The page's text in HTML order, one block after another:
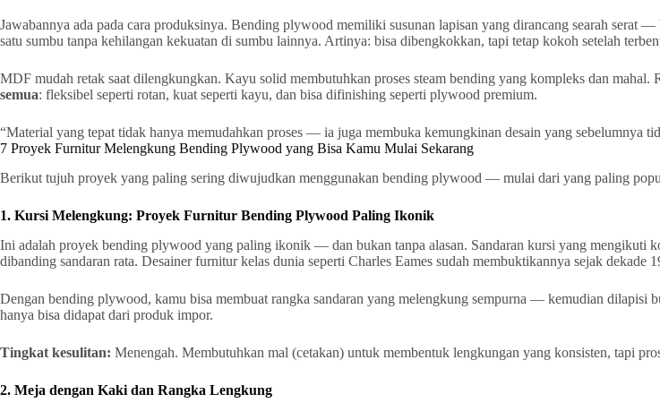
Jawabannya ada pada cara produksinya. Bending plywood memiliki susunan lapisan yang dirancang searah
satu sumbu tanpa kehilangan kekuatan di sumbu lainnya. Artinya: bisa dibengkokkan, tapi tetap kokoh setelah
MDF mudah retak saat dilengkungkan. Kayu solid membutuhkan proses steam bending yang kompleks dan mahal.
semua: fleksibel seperti rotan, kuat seperti kayu, dan bisa difinishing seperti plywood premium.
“Material yang tepat tidak hanya memudahkan proses — ia juga membuka kemungkinan desain yang sebelumnya
7 Proyek Furnitur Melengkung Bending Plywood yang Bisa Kamu Mulai Sekarang
Berikut tujuh proyek yang paling sering diwujudkan menggunakan bending plywood — mulai dari yang paling
1. Kursi Melengkung: Proyek Furnitur Bending Plywood Paling Ikonik
Ini adalah proyek bending plywood yang paling ikonik — dan bukan tanpa alasan. Sandaran kursi yang mengikuti
dibanding sandaran rata. Desainer furnitur kelas dunia seperti Charles Eames sudah membuktikannya sejak dekade
Dengan bending plywood, kamu bisa membuat rangka sandaran yang melengkung sempurna — kemudian dilapisi
hanya bisa didapat dari produk impor.
Tingkat kesulitan: Menengah. Membutuhkan mal (cetakan) untuk membentuk lengkungan yang konsisten, tapi
2. Meja dengan Kaki dan Rangka Lengkung